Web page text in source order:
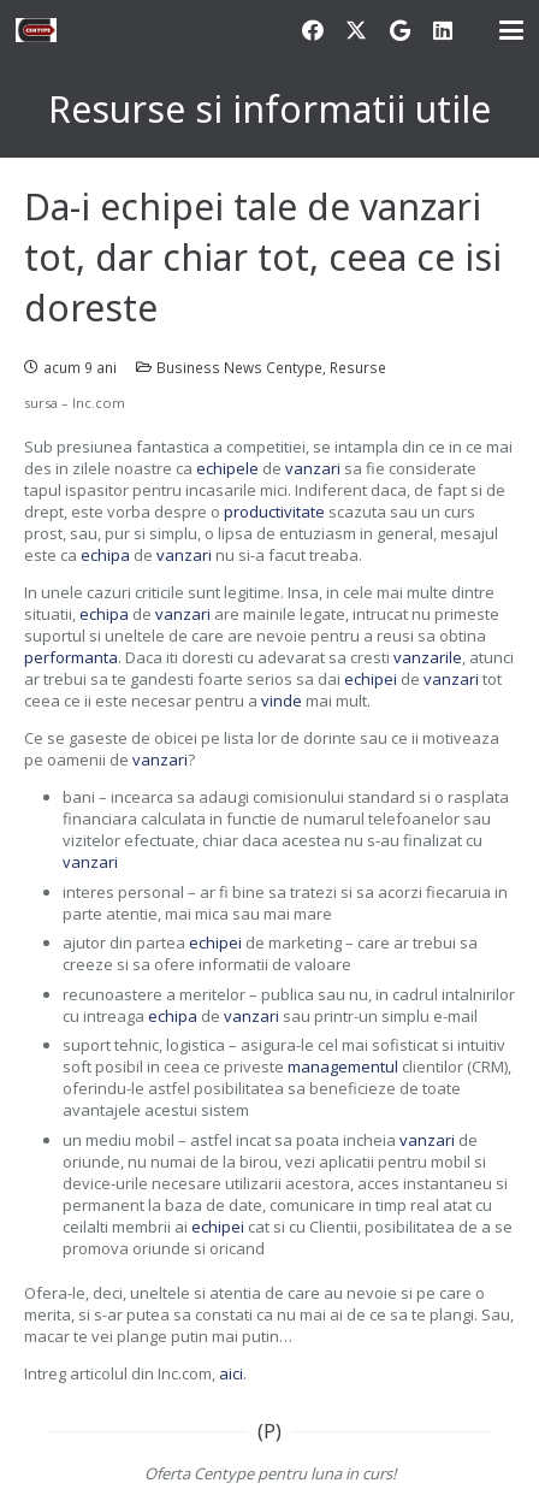
Resurse si informatii utile
Da-i echipei tale de vanzari
tot, dar chiar tot, ceea ce isi
doreste
acum 9 ani Business News Centype Resurse
sursa – Inc.com
Sub presiunea fantastica a competitiei, se intampla din ce in ce mai
des in zilele noastre ca echipele de vanzari sa fie considerate
tapul ispasitor pentru incasarile mici. Indiferent daca, de fapt si de
drept, este vorba despre o productivitate scazuta sau un curs
prost, sau, pur si simplu, o lipsa de entuziasm in general, mesajul
este ca echipa de vanzari nu si-a facut treaba.
In unele cazuri criticile sunt legitime. Insa, in cele mai multe dintre
situatii,echipa de vanzari are mainile legate, intrucat nu primeste
suportul si uneltele de care are nevoie pentru a reusi sa obtina
performanta. Daca iti doresti cu adevarat sa cresti vanzarile, atunci
ar trebui sa te gandesti foarte serios sa dai echipei de vanzari tot
ceea ce ii este necesar pentru a vinde mai mult.
Ce se gaseste de obicei pe lista lor de dorinte sau ce ii motiveaza
pe oamenii de vanzari?
bani – incearca sa adaugi comisionului standard si o rasplata
financiara calculata in functie de numarul telefoanelor sau
vizitelor efectuate, chiar daca acestea nu s-au finalizat cu
vanzari
interes personal – ar fi bine sa tratezi si sa acorzi fiecaruia in
parte atentie, mai mica sau mai mare
ajutor din partea echipei de marketing – care ar trebui sa
creeze si sa ofere informatii de valoare
recunoastere a meritelor – publica sau nu, in cadrul intalnirilor
cu intreaga echipa de vanzari sau printr-un simplu e-mail
suport tehnic, logistica – asigura-le cel mai sofisticat si intuitiv
soft posibil in ceea ce priveste managementul clientilor (CRM),
oferindu-le astfel posibilitatea sa beneficieze de toate
avantajele acestui sistem
un mediu mobil – astfel incat sa poata incheia vanzari de
oriunde, nu numai de la birou, vezi aplicatii pentru mobil si
device-urile necesare utilizarii acestora, acces instantaneu si
permanent la baza de date, comunicare in timp real atat cu
ceilalti membrii ai echipei cat si cu Clientii, posibilitatea de a se
promova oriunde si oricand
Ofera-le, deci, uneltele si atentia de care au nevoie si pe care o
merita, si s-ar putea sa constati ca nu mai ai de ce sa te plangi. Sau,
macar te vei plange putin mai putin…
Intreg articolul din Inc.com, aici.
(P)
Oferta Centype pentru luna in curs!